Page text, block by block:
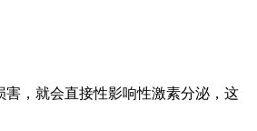
，就会直接性影响性激素分泌，这